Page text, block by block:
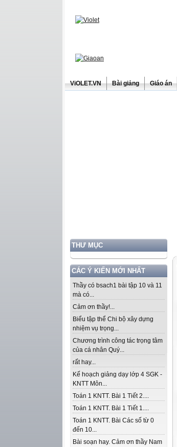
ViOLET.VN Bài giảng Giáo án
THƯ MỤC
CÁC Ý KIẾN MỚI NHẤT
Thầy có bsach1 bài tập 10 và 11
mà có...
Cảm ơn thầy!...
Biểu tập thể Chi bộ xây dựng
nhiệm vụ trọng...
Chương trình công tác trọng tâm
của cá nhân Quý...
rất hay...
Kế hoạch giảng dạy lớp 4 SGK -
KNTT Môn...
Toán 1 KNTT. Bài 1 Tiết 2....
Toán 1 KNTT. Bài 1 Tiết 1....
Toán 1 KNTT. Bài Các số từ 0
đến 10...
Bài soạn hay. Cảm ơn thầy Nam